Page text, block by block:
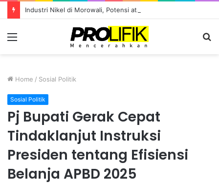
Menu
Home / Sosial Politik
Sosial Politik
Pj Bupati Gerak Cepat
Tindaklanjut Instruksi
Presiden tentang Efisiensi
Belanja APBD 2025